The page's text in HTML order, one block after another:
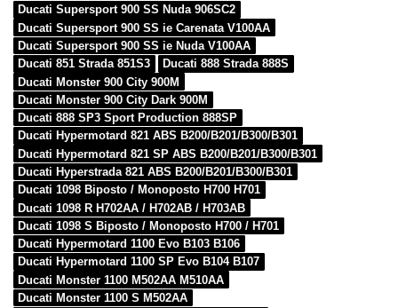
Ducati Supersport 900 SS Nuda 906SC2
Ducati Supersport 900 SS ie Carenata V100AA
Ducati Supersport 900 SS ie Nuda V100AA
Ducati 851 Strada 851S3
Ducati 888 Strada 888S
Ducati Monster 900 City 900M
Ducati Monster 900 City Dark 900M
Ducati 888 SP3 Sport Production 888SP
Ducati Hypermotard 821 ABS B200/B201/B300/B301
Ducati Hypermotard 821 SP ABS B200/B201/B300/B301
Ducati Hyperstrada 821 ABS B200/B201/B300/B301
Ducati 1098 Biposto / Monoposto H700 H701
Ducati 1098 R H702AA / H702AB / H703AB
Ducati 1098 S Biposto / Monoposto H700 / H701
Ducati Hypermotard 1100 Evo B103 B106
Ducati Hypermotard 1100 SP Evo B104 B107
Ducati Monster 1100 M502AA M510AA
Ducati Monster 1100 S M502AA